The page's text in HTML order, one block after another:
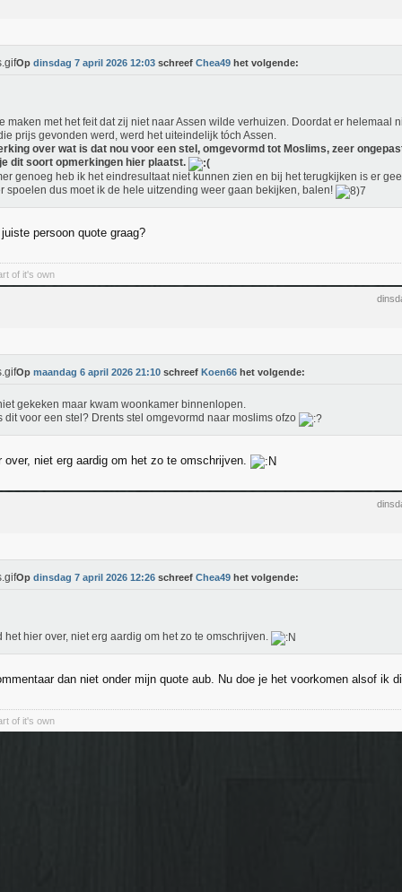
Op dinsdag 7 april 2026 12:03 schreef Chea49 het volgende:
maken met het feit dat zij niet naar Assen wilde verhuizen. Doordat er helemaal
prijs gevonden werd, werd het uiteindelijk tóch Assen.
over wat is dat nou voor een stel, omgevormd tot Moslims, zeer
dit soort opmerkingen hier plaatst.
genoeg heb ik het eindresultaat niet kunnen zien en bij het terugkijken is er
spoelen dus moet ik de hele uitzending weer gaan bekijken, balen!
persoon quote graag?
of it's own
Op maandag 6 april 2026 21:10 schreef Koen66 het volgende:
gekeken maar kwam woonkamer binnenlopen.
dit voor een stel? Drents stel omgevormd naar moslims ofzo
over, niet erg aardig om het zo te omschrijven.
Op dinsdag 7 april 2026 12:26 schreef Chea49 het volgende:
het hier over, niet erg aardig om het zo te omschrijven.
dan niet onder mijn quote aub. Nu doe je het voorkomen alsof ik
of it's own